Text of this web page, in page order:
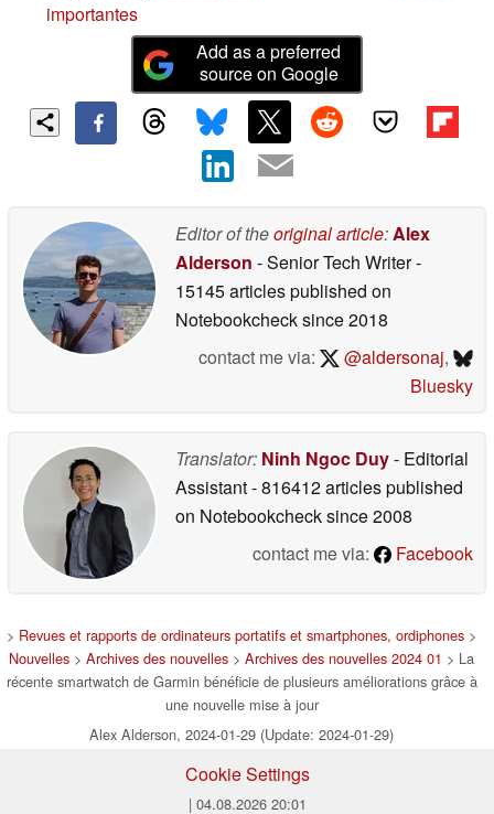
importantes
Add as a preferred
source on Google
Editor of theoriginal article: Alex
Alderson - Senior Tech Writer-
15145 articles published on
Notebookchecksince 2018
contact me via:
@aldersonaj,
Bluesky
Translator: Ninh Ngoc Duy- Editorial
Assistant- 816412 articles published
on Notebookchecksince 2008
contact me via:
Facebook
> Revues et rapports de ordinateurs portatifs et smartphones, ordiphones >
Nouvelles > Archives des nouvelles > Archives des nouvelles 2024 01 > La
récente smartwatch de Garmin bénéficie de plusieurs améliorations grâce à
une nouvelle mise à jour
Alex Alderson, 2024-01-29 (Update: 2024-01-29)
Cookie Settings
| 04.08.2026 20:01